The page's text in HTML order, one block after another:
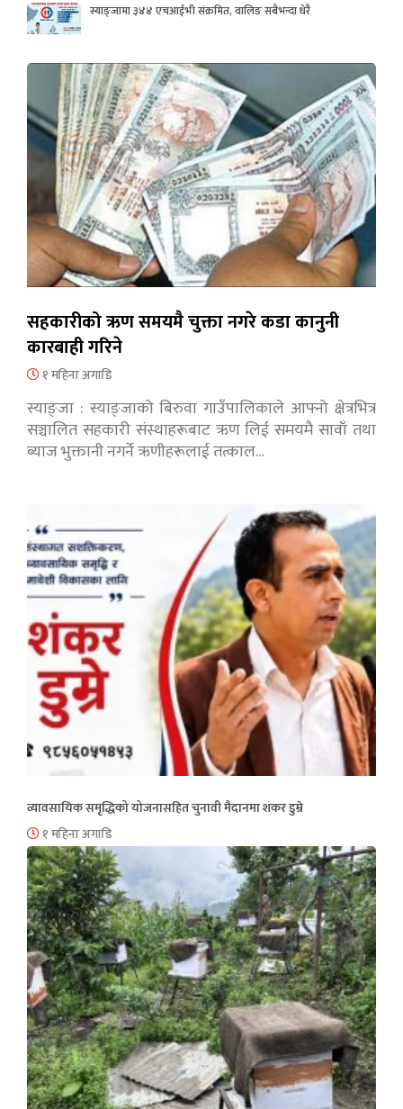
स्याङ्जामा ३४४ एचआईभी संक्रमित, वालिङ सबैभन्दा धेरै
सहकारीको ऋण समयमै चुक्ता नगरे कडा कानुनी
कारबाही गरिने
१ महिना अगाडि
स्याङ्जा : स्याङ्जाको बिरुवा गाउँपालिकाले आफ्नो क्षेत्रभित्र
सञ्चालित सहकारी संस्थाहरूबाट ऋण लिई समयमै सावाँ तथा
ब्याज भुक्तानी नगर्ने ऋणीहरूलाई तत्काल…
व्यावसायिक समृद्धिको योजनासहित चुनावी मैदानमा शंकर डुम्रे
१ महिना अगाडि